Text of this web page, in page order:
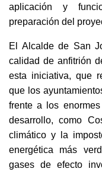
aplicación y
preparación del
El Alcalde de San
calidad de anfitrión
esta iniciativa, que
que los
frente a los
desarrollo, como
climático y la
energética más
gases de efecto